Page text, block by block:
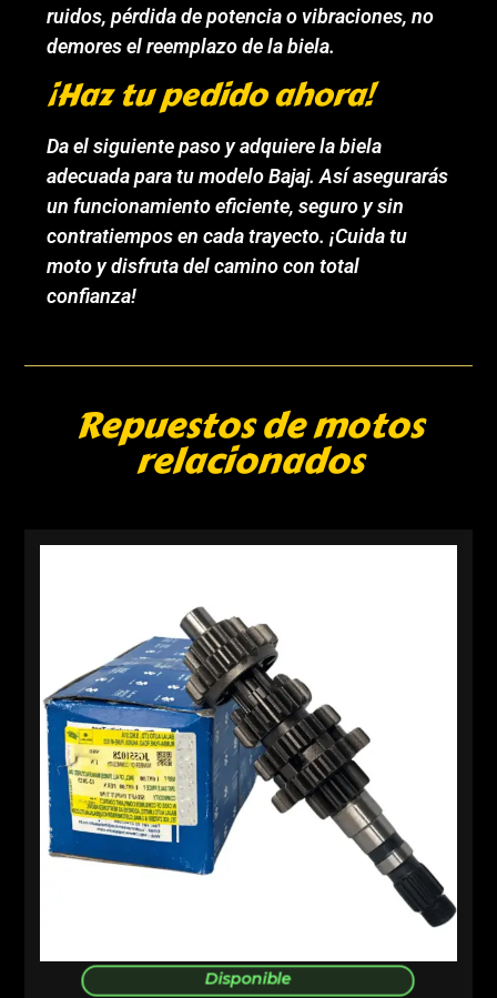
ruidos, pérdida de potencia o vibraciones, no
demores el reemplazo de la biela.
¡Haz tu pedido ahora!
Da el siguiente paso y adquiere la biela
adecuada para tu modelo Bajaj. Así asegurarás
un funcionamiento eficiente, seguro y sin
contratiempos en cada trayecto. ¡Cuida tu
moto y disfruta del camino con total
confianza!
Repuestos de motos
relacionados
Disponible